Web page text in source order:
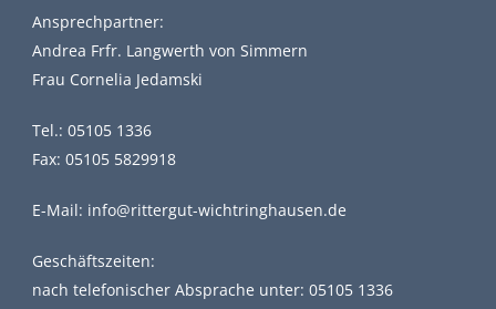
Ansprechpartner:
Andrea Frfr. Langwerth von Simmern
Frau Cornelia Jedamski
Tel.: 05105 1336
Fax: 05105 5829918
E-Mail: info@rittergut-wichtringhausen.de
Geschäftszeiten:
nach telefonischer Absprache unter: 05105 1336